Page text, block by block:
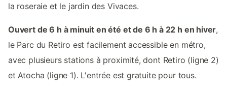
la roseraie et le jardin des Vivaces.
Ouvert de 6 h à minuit en été et de 6 h à 22 h en hiver,
le Parc du Retiro est facilement accessible en métro,
avec plusieurs stations à proximité, dont Retiro (ligne 2)
et Atocha (ligne 1). L'entrée est gratuite pour tous.